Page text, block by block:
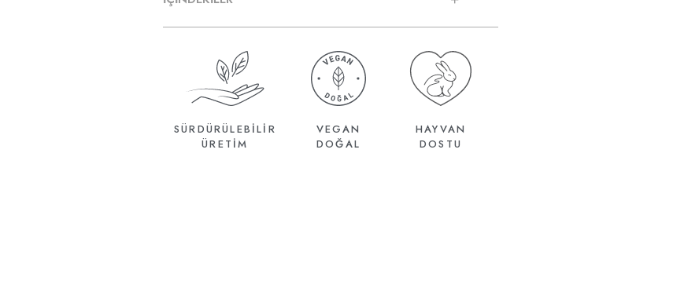
SÜRDÜRÜLEBİLİR
ÜRETİM
VEGAN
DOĞAL
HAYVAN
DOSTU